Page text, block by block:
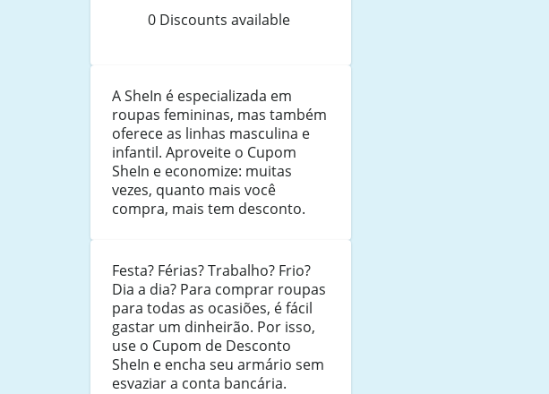
0 Discounts available
A SheIn é especializada em
roupas femininas, mas também
oferece as linhas masculina e
infantil. Aproveite o Cupom
SheIn e economize: muitas
vezes, quanto mais você
compra, mais tem desconto.
Festa? Férias? Trabalho? Frio?
Dia a dia? Para comprar roupas
para todas as ocasiões, é fácil
gastar um dinheirão. Por isso,
use o Cupom de Desconto
SheIn e encha seu armário sem
esvaziar a conta bancária.